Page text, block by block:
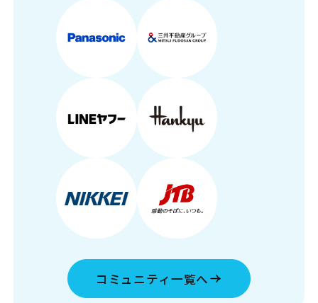
コミュニティ一覧へ